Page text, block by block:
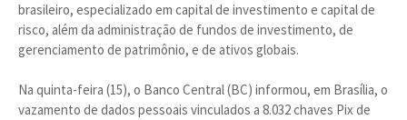
brasileiro, especializado em capital de investimento e capital de
risco, além da administração de fundos de investimento, de
gerenciamento de patrimônio, e de ativos globais.
Na quinta-feira (15), o Banco Central (BC) informou, em Brasília, o
vazamento de dados pessoais vinculados a 8.032 chaves Pix de